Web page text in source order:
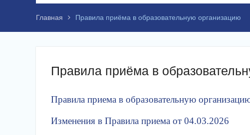
Главная Правила приёма в образовательную организацию
Правила приёма в
Правила приема в образовательную
Изменения в Правила приема от 04.03.2026